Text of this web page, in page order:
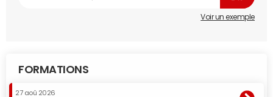
Voir un exemple
FORMATIONS
27 aoû 2026